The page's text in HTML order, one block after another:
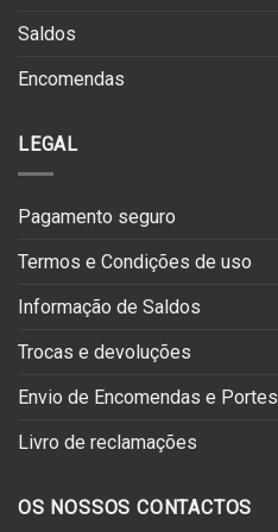
Saldos
Encomendas
LEGAL
Pagamento seguro
Termos e Condições de uso
Informação de Saldos
Trocas e devoluções
Envio de Encomendas e Portes
Livro de reclamações
OS NOSSOS CONTACTOS